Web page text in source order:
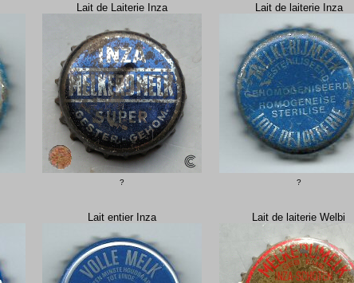
Lait de Laiterie Inza
?
Lait de laiterie Inza
?
Lait entier Inza Lait de laiterie Welbi